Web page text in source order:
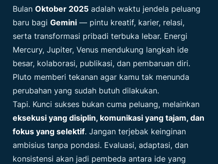
BulanOktober 2025 adalah waktu jendela peluang
baru bagiGemini — pintu kreatif, karier, relasi,
serta transformasi pribadi terbuka lebar. Energi
Mercury, Jupiter, Venus mendukung langkah ide
besar, kolaborasi, publikasi, dan pembaruan diri.
Pluto memberi tekanan agar kamu tak menunda
perubahan yang sudah butuh dilakukan.
Tapi. Kunci sukses bukan cuma peluang, melainkan
eksekusi yang disiplin, komunikasi yang tajam, dan
fokus yang selektif. Jangan terjebak keinginan
ambisius tanpa pondasi. Evaluasi, adaptasi, dan
konsistensi akan jadi pembeda antara ide yang